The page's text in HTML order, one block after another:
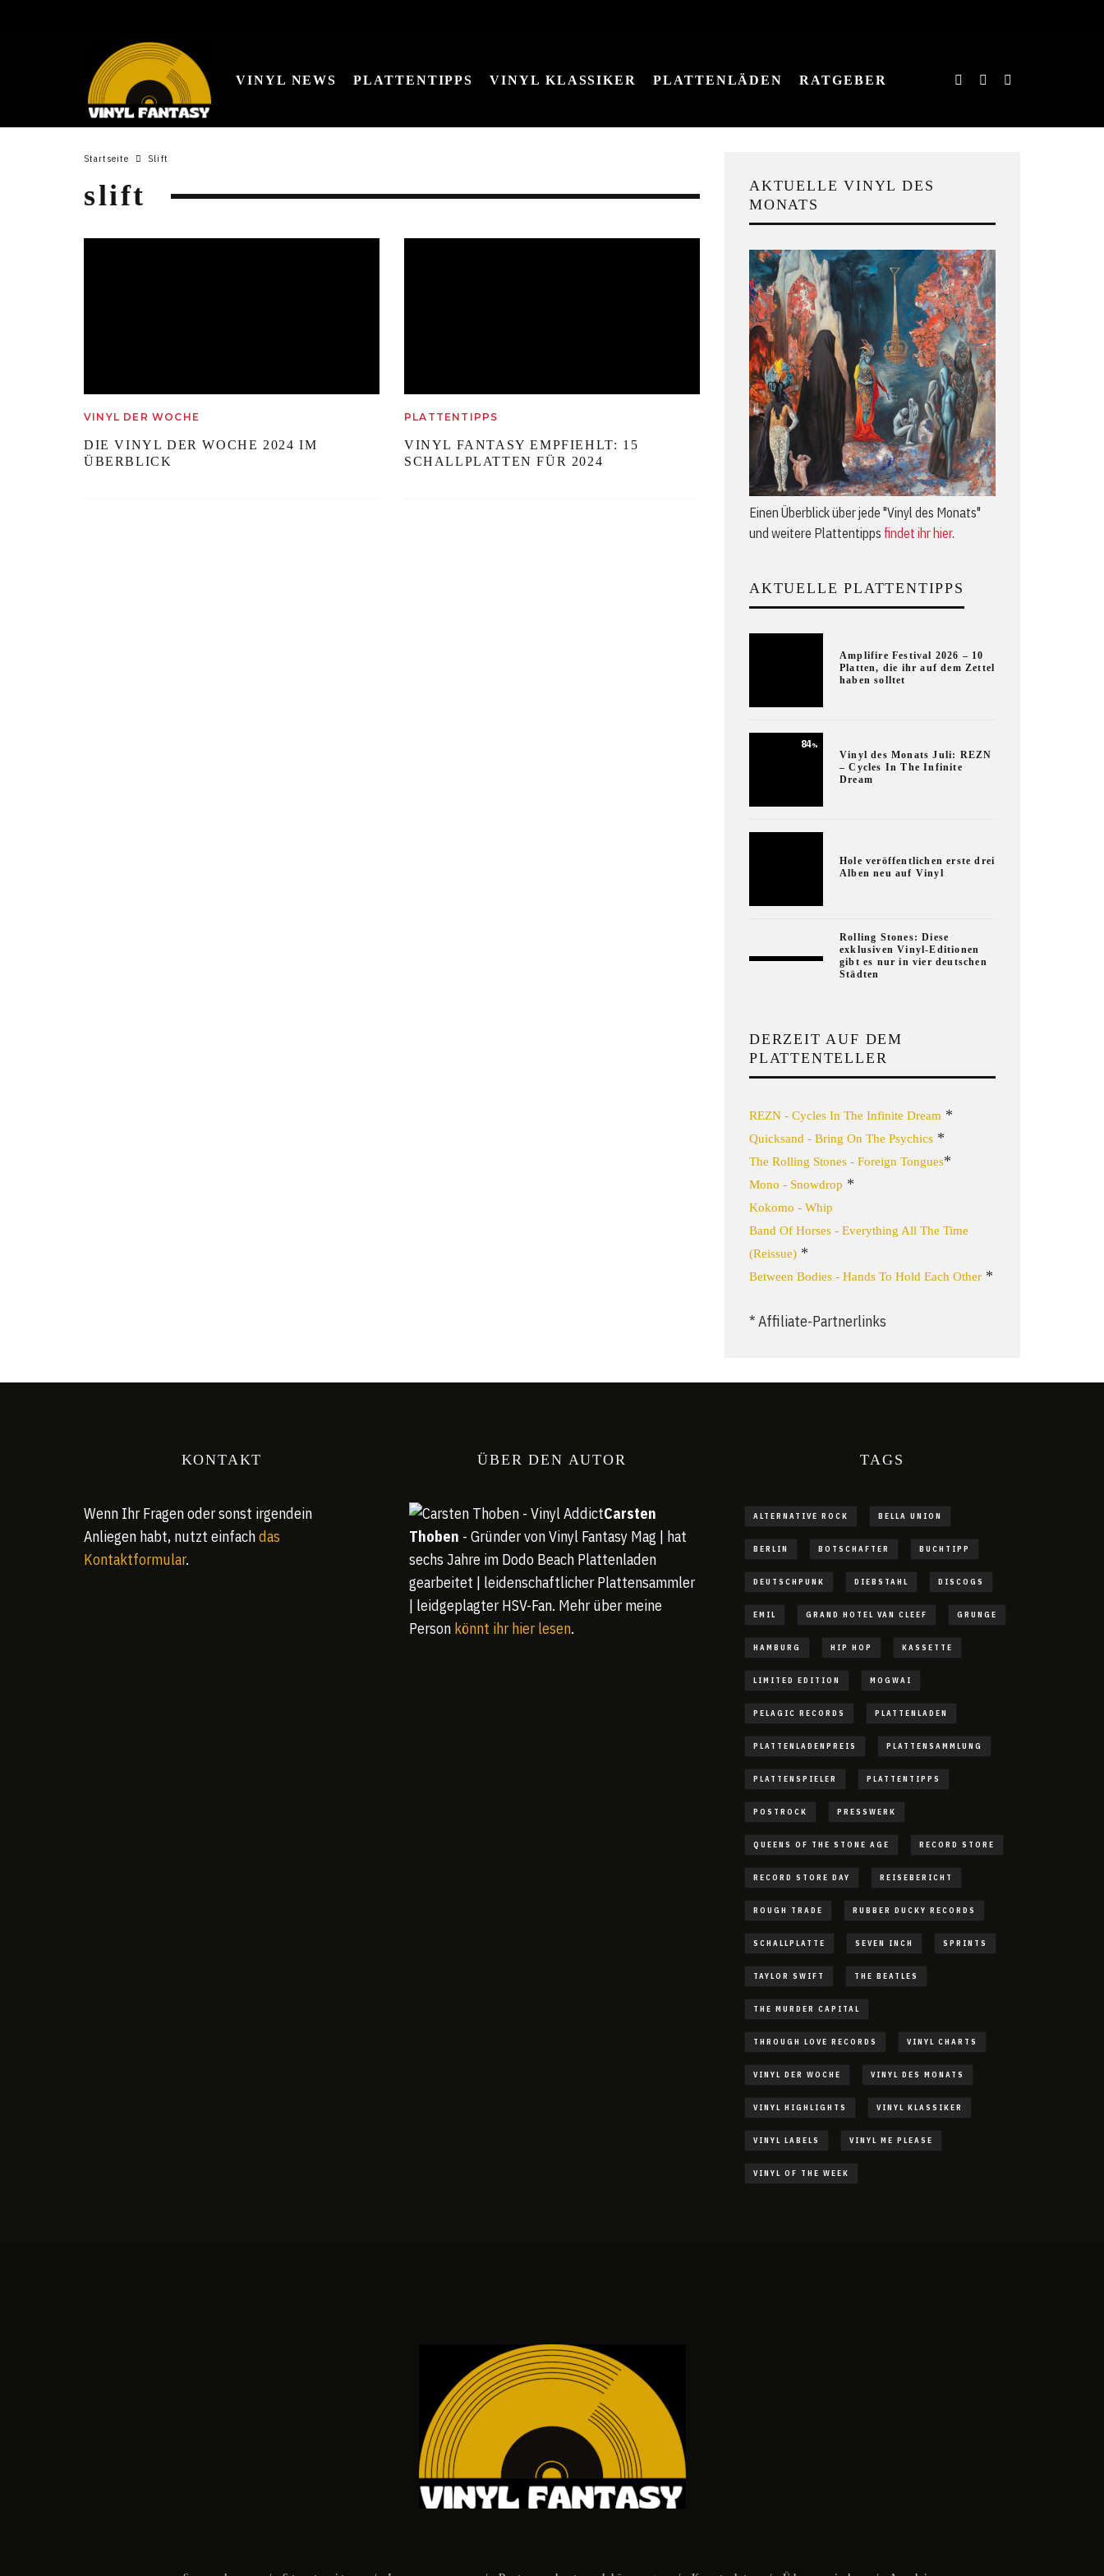
VINYL NEWS PLATTENTIPPS VINYL KLASSIKER PLATTENLÄDEN RATGEBER
Startseite Slift
slift
VINYL DER WOCHE
DIE VINYL DER WOCHE 2024 IM
ÜBERBLICK
PLATTENTIPPS
VINYL FANTASY EMPFIEHLT: 15
SCHALLPLATTEN FÜR 2024
AKTUELLE VINYL DES
MONATS
Einen Überblick über jede "Vinyl des Monats"
und weitere Plattentipps findet ihr hier.
AKTUELLE PLATTENTIPPS
Amplifire Festival 2026 – 10
Platten, die ihr auf dem Zettel
haben solltet
84%
Vinyl des Monats Juli: REZN
– Cycles In The Infinite
Dream
Hole veröffentlichen erste drei
Alben neu auf Vinyl
Rolling Stones: Diese
exklusiven Vinyl-Editionen
gibt es nur in vier deutschen
Städten
DERZEIT AUF DEM
PLATTENTELLER
REZN - Cycles In The Infinite Dream *
Quicksand - Bring On The Psychics *
The Rolling Stones - Foreign Tongues*
Mono - Snowdrop *
Kokomo - Whip
Band Of Horses - Everything All The Time
(Reissue) *
Between Bodies - Hands To Hold Each Other *
* Affiliate-Partnerlinks
KONTAKT
Wenn Ihr Fragen oder sonst irgendein
Anliegen habt, nutzt einfachdas
Kontaktformular.
ÜBER DEN AUTOR
Carsten
Thoben - Gründer von Vinyl Fantasy Mag | hat
sechs Jahre im Dodo Beach Plattenladen
gearbeitet | leidenschaftlicher Plattensammler
| leidgeplagter HSV-Fan. Mehr über meine
Person könnt ihr hier lesen.
TAGS
ALTERNATIVE ROCK BELLA UNION
BERLIN BOTSCHAFTER BUCHTIPP
DEUTSCHPUNK DIEBSTAHL DISCOGS
EMIL GRAND HOTEL VAN CLEEF GRUNGE
HAMBURG HIP HOP KASSETTE
LIMITED EDITION MOGWAI
PELAGIC RECORDS PLATTENLADEN
PLATTENLADENPREIS PLATTENSAMMLUNG
PLATTENSPIELER PLATTENTIPPS
POSTROCK PRESSWERK
QUEENS OF THE STONE AGE RECORD STORE
RECORD STORE DAY REISEBERICHT
ROUGH TRADE RUBBER DUCKY RECORDS
SCHALLPLATTE SEVEN INCH SPRINTS
TAYLOR SWIFT THE BEATLES
THE MURDER CAPITAL
THROUGH LOVE RECORDS VINYL CHARTS
VINYL DER WOCHE VINYL DES MONATS
VINYL HIGHLIGHTS VINYL KLASSIKER
VINYL LABELS VINYL ME PLEASE
VINYL OF THE WEEK